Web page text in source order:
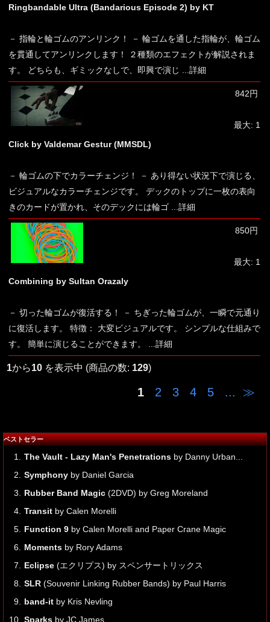
Ringbandable Ultra (Bandarious Episode 2) by KT
－ 指輪と輪ゴムのアンリンク！ － 輪ゴムを通した指輪が、輪ゴム
を貫通してアンリンクします！ ２種類のエフェクトが解説されま
す。 どちらも、ギミックなしで、即興で演じ
...詳細
842円
最大: 1
Click by Valdemar Gestur (MMSDL)
－ 輪ゴムの下でカラーチェンジ！ － あり得ない状況下で演じる、
ビジュアルなカラーチェンジです。 デックのトップに一枚の表向
きのカードが置かれ、そのデックには輪ゴ ...詳細
850円
最大: 1
Combining by Sultan Orazaly
－ 切った輪ゴムが復活する！ － ちぎった輪ゴムが、一瞬で元通り
に復活します。 特徴： 大変ビジュアルです。 シンプルな仕組みで
す。 簡単に演じることができます。
...詳細
1から10 を表示中 (商品の数: 129)
1 2 3 4 5 ... ≫
ベストセラー
1. The Vault - Lazy Man's Penetrations by Danny Urban...
2.
Symphony by Daniel Garcia
3.
Rubber Band Magic (2DVD) by Greg Moreland
4. Transit by Calen Morelli
5.
Function 9 by Calen Morelli and Paper Crane Magic
6.
Moments by Rory Adams
7.
Eclipse (エクリプス) by スペンサートリックス
8. SLR (Souvenir Linking Rubber Bands) by Paul Harris
9.
band-it by Kris Nevling
10. Sparks by JC James